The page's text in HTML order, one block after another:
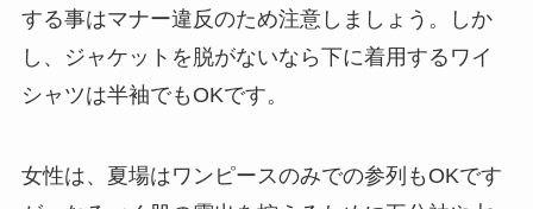
する事はマナー違反のため注意しましょう。しか
し、ジャケットを脱がないなら下に着用するワイ
シャツは半袖でもOKです。
女性は、夏場はワンピースのみでの参列もOKです